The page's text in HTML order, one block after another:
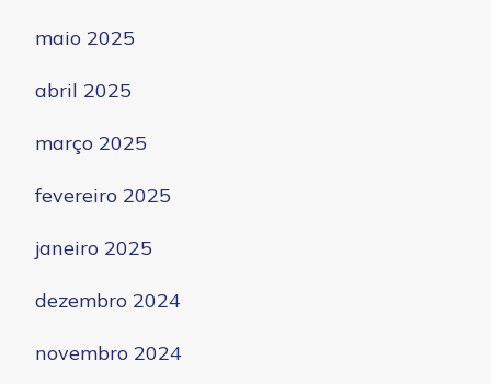
maio 2025
abril 2025
março 2025
fevereiro 2025
janeiro 2025
dezembro 2024
novembro 2024